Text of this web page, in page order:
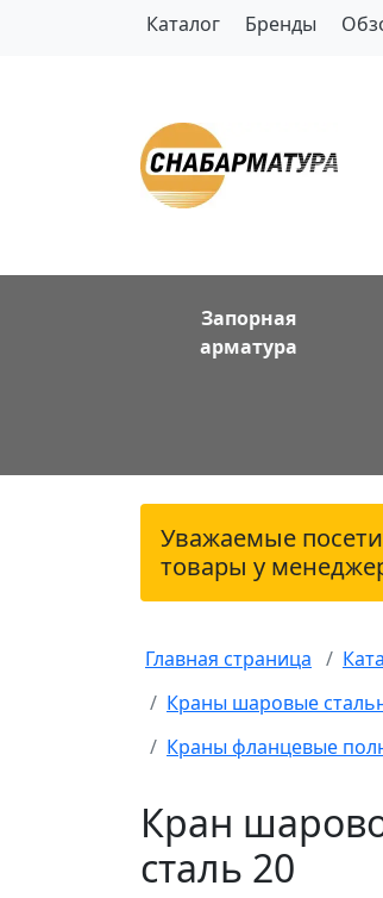
Каталог Бренды
Запорная
арматура
Уважаемые
товары у
Главная страница
Краны шаровые
Краны фланцевые
Кран
сталь 20